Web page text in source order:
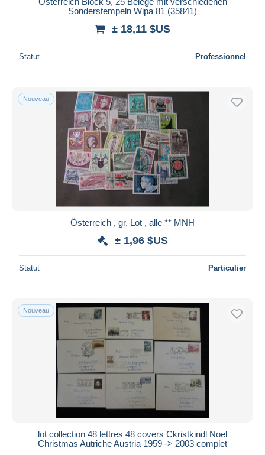
iDeal
Appliquer
Sonderstempeln Wipa 81 (35841)
± 18,11 $US
Statut Professionnel
Nouveau
Österreich , gr. Lot , alle ** MNH
± 1,96 $US
Statut Particulier
Nouveau
lot collection 48 lettres 48 covers Ckristkindl Noel
Christmas Autriche Austria 1959 -> 2003 complet